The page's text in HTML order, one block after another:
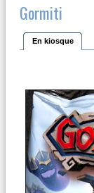
Gormiti
En kiosque